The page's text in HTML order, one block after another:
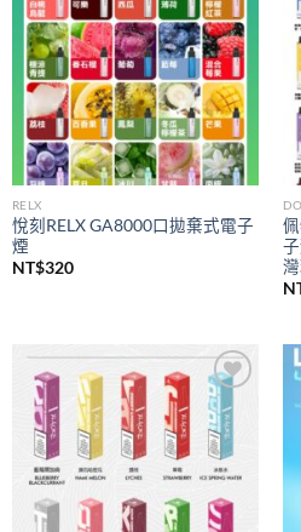
RELX
悅刻RELX GA8000口拋棄式電子
煙
NT$320
Add to
wishlist